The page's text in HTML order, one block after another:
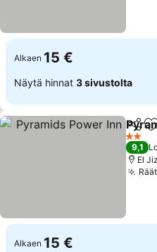
Alkaen 15 €
Näytä hinnat 3 sivustolta
Jaa
2
9,1
El
Alkaen 15 €